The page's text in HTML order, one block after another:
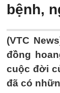
bệnh,
(VTC
đồng
cuộc đời
đã có